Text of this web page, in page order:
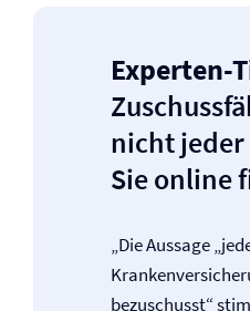
Experten-
nicht jeder
Sie online
„Die Aussage
bezuschusst“